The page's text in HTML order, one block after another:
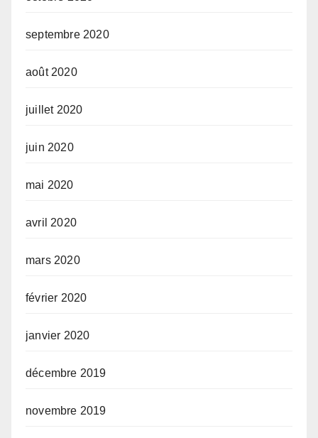
septembre 2020
août 2020
juillet 2020
juin 2020
mai 2020
avril 2020
mars 2020
février 2020
janvier 2020
décembre 2019
novembre 2019